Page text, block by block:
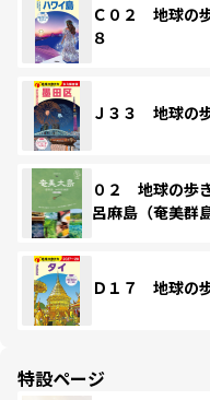
Ｃ０２ 地球の
８
Ｊ３３ 地球の
０２ 地球の
呂麻島（奄美
Ｄ１７ 地球の
特設ページ